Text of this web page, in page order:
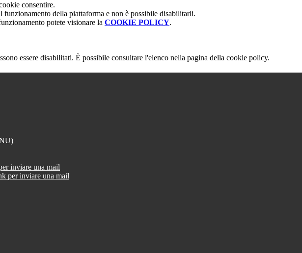
consentire.
funzionamento della piattaforma e non è possibile disabilitarli.
potete visionare la COOKIE POLICY.
essere disabilitati. È possibile consultare l'elenco nella pagina della cookie policy.
inviare una mail
per inviare una mail